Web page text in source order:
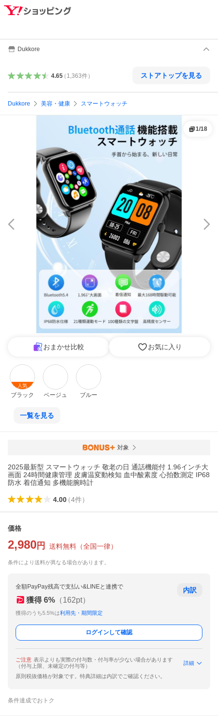
Dukkore
4.65（ 1,363件） ストアトップを見る
Dukkore 美容・健康 スマートウォッチ
1/18
おまかせ比較 お気に入り
人気
ブラック ベージュ ブルー
一覧を見る
対象
2025最新型 スマートウォッチ 敬老の日 通話機能付 1.96インチ大
画面 24時間健康管理 皮膚温変動検知 血中酸素度 心拍数測定 IP68
防水 着信通知 多機能腕時計
4.00（4件）
価格
2,980 円 送料無料 （全国一律）
条件により送料が異なる場合があります。
全額PayPay残高で支払い&LINEと連携で
獲得 6% （162pt）
獲得のうち5.5%は利用先・期間限定
内訳
ログインして確認
ご注意 表示よりも実際の付与数・付与率が少ない場合があります
（付与上限、未確定の付与等）
詳細
原則税抜価格が対象です。特典詳細は内訳でご確認ください。
条件達成でおトク